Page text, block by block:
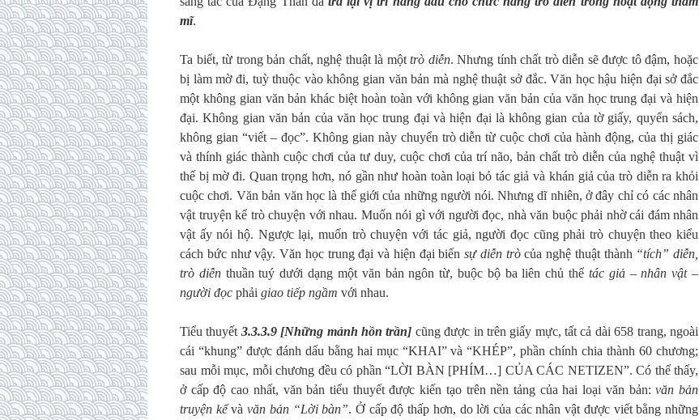
mĩ.
Ta biết, từ trong bản chất, nghệ thuật là mộttrò diễn. Nhưng tính chất trò diễn sẽ được tô đậm, hoặc
bị làm mờ đi, tuỳ thuộc vào không gian văn bản mà nghệ thuật sở đắc. Văn học hậu hiện đại sở đắc
một không gian văn bản khác biệt hoàn toàn với không gian văn bản của văn học trung đại và hiện
đại. Không gian văn bản của văn học trung đại và hiện đại là không gian của tờ giấy, quyển sách,
không gian “viết – đọc”. Không gian này chuyển trò diễn từ cuộc chơi của hành động, của thị giác
và thính giác thành cuộc chơi của tư duy, cuộc chơi của trí não, bản chất trò diễn của nghệ thuật vì
thế bị mờ đi. Quan trọng hơn, nó gần như hoàn toàn loại bỏ tác giả và khán giả của trò diễn ra khỏi
cuộc chơi. Văn bản văn học là thế giới của những người nói. Nhưng dĩ nhiên, ở đây chỉ có các nhân
vật truyện kể trò chuyện với nhau. Muốn nói gì với người đọc, nhà văn buộc phải nhờ cái đám nhân
vật ấy nói hộ. Ngược lại, muốn trò chuyện với tác giả, người đọc cũng phải trò chuyện theo kiểu
cách bức như vậy. Văn học trung đại và hiện đại biến sự diễn tròcủa nghệ thuật thành “tích” diễn,
trò diễnthuần tuý dưới dạng một văn bản ngôn từ, buộc bộ ba liên chủ thể tác giả – nhân vật –
người đọc phải giao tiếp ngầm với nhau.
Tiểu thuyết 3.3.3.9 [Những mảnh hồn trần] cũng được in trên giấy mực, tất cả dài 658 trang, ngoài
cái “khung” được đánh dấu bằng hai mục “KHAI” và “KHÉP”, phần chính chia thành 60 chương;
sau mỗi mục, mỗi chương đều có phần “LỜI BÀN [PHÍM…] CỦA CÁC NETIZEN”. Có thể thấy,
ở cấp độ cao nhất, văn bản tiểu thuyết được kiến tạo trên nền tảng của hai loại văn bản:văn bản
truyện kểvàvăn bản “Lời bàn”. Ở cấp độ thấp hơn, do lời của các nhân vật được viết bằng những